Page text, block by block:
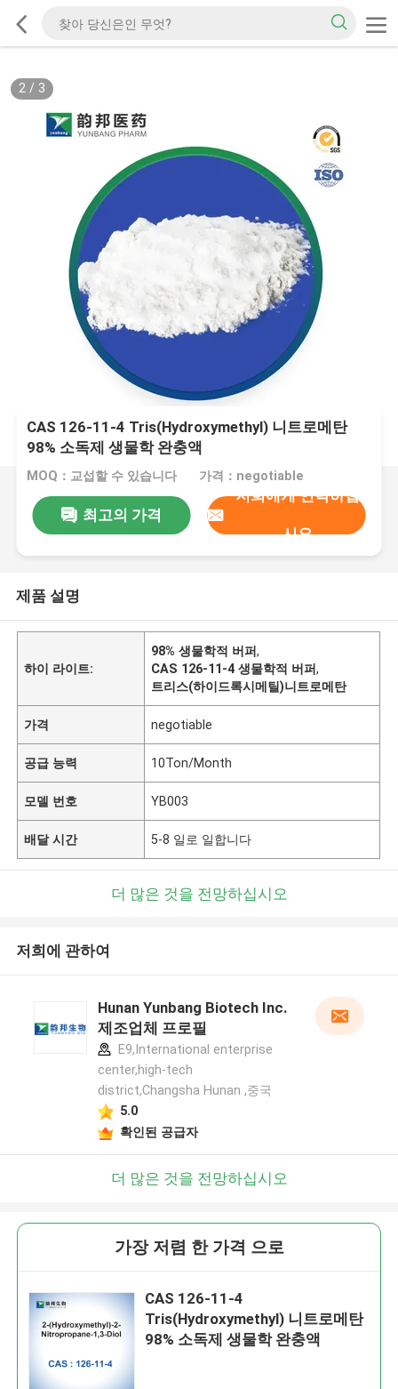
2/ 3
CAS 126-11-4 Tris(Hydroxymethyl) 니트로메탄
98% 소독제 생물학 완충액
MOQ：교섭할 수 있습니다 가격：negotiable
최고의 가격
저희에게 연락하십
시오
제품 설명
하이 라이트:
98% 생물학적 버퍼,
CAS 126-11-4 생물학적 버퍼,
트리스(하이드록시메틸)니트로메탄
가격 negotiable
공급 능력 10Ton/Month
모델 번호 YB003
배달 시간 5-8 일로 일합니다
더 많은 것을 전망하십시오
저희에 관하여
Hunan Yunbang Biotech Inc.
제조업체 프로필
E9,International enterprise
center,high-tech
district,Changsha Hunan ,중국
5.0
확인된 공급자
더 많은 것을 전망하십시오
가장 저렴 한 가격 으로
CAS 126-11-4
Tris(Hydroxymethyl) 니트로메탄
98% 소독제 생물학 완충액